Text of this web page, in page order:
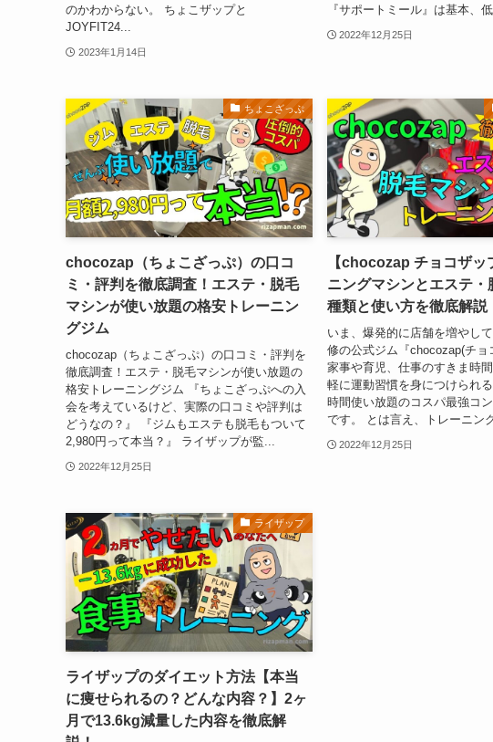
のかわからない。 ちょこザップと
JOYFIT24...
2023年1月14日
『サポートミール』は基本、
2022年12月25日
ちょこざっぷ
chocozap（ちょこざっぷ）の口コ
ミ・評判を徹底調査！エステ・脱毛
マシンが使い放題の格安トレーニン
グジム
chocozap（ちょこざっぷ）の口コミ・評判を
徹底調査！エステ・脱毛マシンが使い放題の
格安トレーニングジム 『ちょこざっぷへの入
会を考えているけど、実際の口コミや評判は
どうなの？』 『ジムもエステも脱毛もついて
2,980円って本当？』 ライザップが監...
2022年12月25日
【chocozap チョコザッ
ニングマシンとエステ・
種類と使い方を徹底解説
いま、爆発的に店舗を増やし
修の公式ジム『chocozap(チョ
家事や育児、仕事のすきま時
軽に運動習慣を身につけられ
時間使い放題のコスパ最強コ
です。 とは言え、トレーニン
2022年12月25日
ライザップ
ライザップのダイエット方法【本当
に痩せられるの？どんな内容？】2ヶ
月で13.6kg減量した内容を徹底解